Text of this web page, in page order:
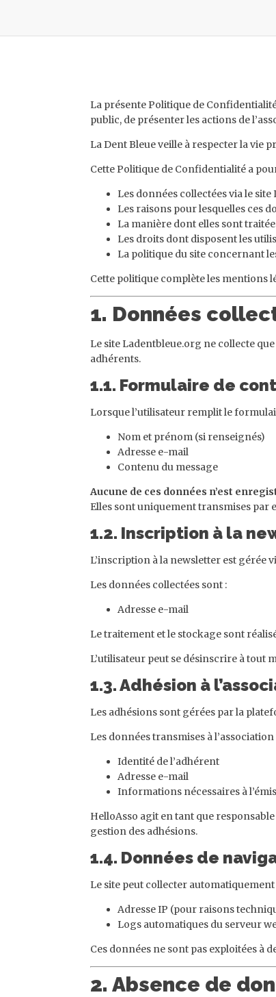
La présente Politique de
public, de présenter les actions de
La Dent Bleue veille à respecter la vie
Cette Politique de Confidentialité a
Les données collectées via le
Les raisons pour lesquelles ces
La manière dont elles sont
Les droits dont disposent les
La politique du site concernant
Cette politique complète les mentions
1. Données
Le site Ladentbleue.org ne collecte
adhérents.
1.1. Formulaire de
Lorsque l’utilisateur remplit le
Nom et prénom (si renseignés)
Adresse e-mail
Contenu du message
Aucune de ces données n’est
Elles sont uniquement transmises par
1.2. Inscription à la
L’inscription à la newsletter est gérée
Les données collectées sont :
Adresse e-mail
Le traitement et le stockage sont
L’utilisateur peut se désinscrire à tout
1.3. Adhésion à
Les adhésions sont gérées par la
Les données transmises à
Identité de l’adhérent
Adresse e-mail
Informations nécessaires à
HelloAsso agit en tant que
gestion des adhésions.
1.4. Données de
Le site peut collecter
Adresse IP (pour raisons
Logs automatiques du serveur
Ces données ne sont pas exploitées à
2. Absence de